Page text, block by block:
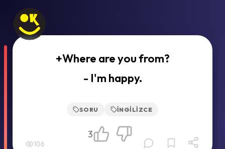
+Where are you from?
- I'm happy.
SORU İNGILIZCE
106
3